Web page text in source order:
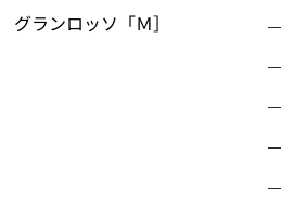
ランロッソ「Ｍ］